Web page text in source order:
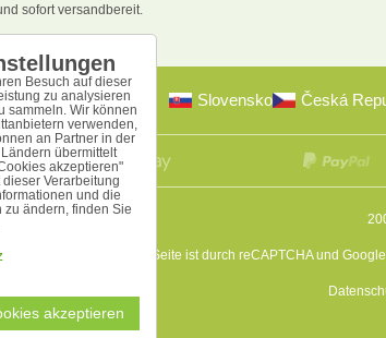
sofort versandbereit.
Slovensko Česká
Diese Seite ist durch reCAPTCHA und
Besuch auf dieser
zu analysieren
sammeln. Wir können
verwenden,
an Partner in der
übermittelt
akzeptieren"
Verarbeitung
und die
zu ändern, finden Sie
akzeptieren